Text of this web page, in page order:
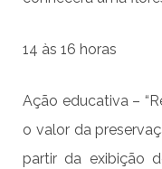
14 às 16 horas
Ação educativa –
o valor da
partir da exibição